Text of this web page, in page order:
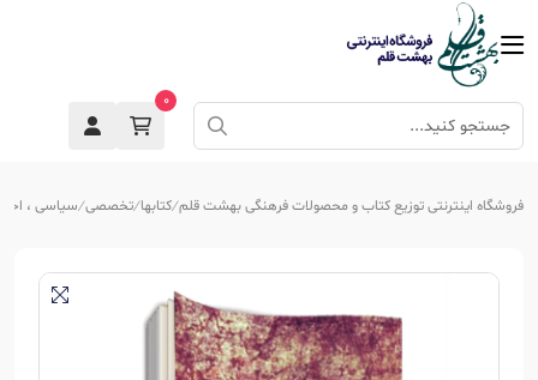
0
فروشگاه اینترنتی توزیع کتاب و محصولات فرهنگی بهشت قلم کتابها تخصصی سیاسی ،